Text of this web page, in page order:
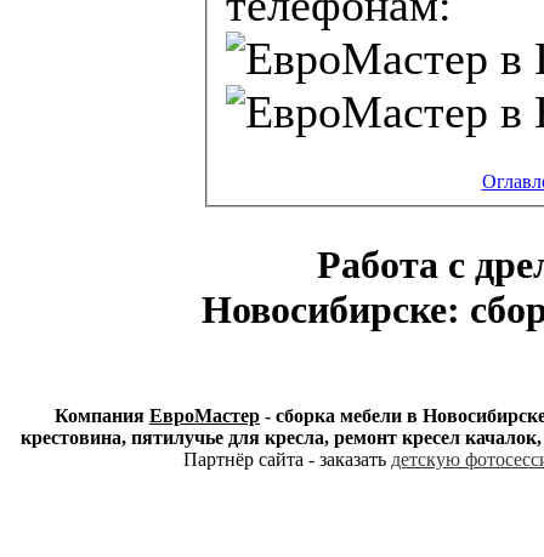
Работа с
Новосибирске:
Компания ЕвроМастер - сборка мебели в
крестовина, пятилучье для кресла, ремонт кресел
Партнёр сайта - заказать детскую